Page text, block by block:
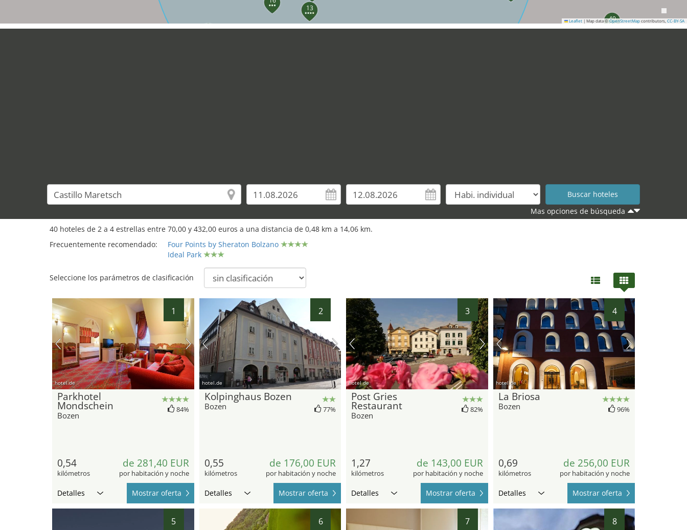
13
25
40
Leaflet | Map data ©OpenStreetMap contributors, CC-BY-SA
Mas opciones de búsqueda
40 hoteles de 2 a 4 estrellas entre 70,00 y 432,00 euros a una distancia de 0,48 km a 14,06 km.
Frecuentemente recomendado:
Four Points by Sheraton Bolzano
Ideal Park
Seleccione los parámetros de clasificación
1
hotel.de
Parkhotel
Mondschein
Bozen
84%
0,54
kilómetros
de 281,40 EUR
por habitación y noche
Detalles Mostrar oferta
2
hotel.de
Kolpinghaus Bozen
Bozen 77%
0,55
kilómetros
de 176,00 EUR
por habitación y noche
Detalles Mostrar oferta
3
hotel.de
Post Gries
Restaurant
Bozen
82%
1,27
kilómetros
de 143,00 EUR
por habitación y noche
Detalles Mostrar oferta
4
hotel.de
La Briosa
Bozen 96%
0,69
kilómetros
de 256,00 EUR
por habitación y noche
Detalles Mostrar oferta
5 6 7 8